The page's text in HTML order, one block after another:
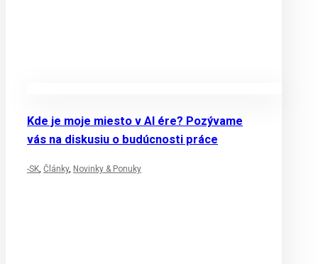
Kde je moje miesto v AI ére? Pozývame
vás na diskusiu o budúcnosti práce
-SK, Články, Novinky & Ponuky